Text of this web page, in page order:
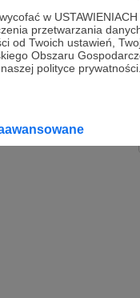
w
przetwarzania
od Twoich ustawień,
Obszaru
polityce prywatności.